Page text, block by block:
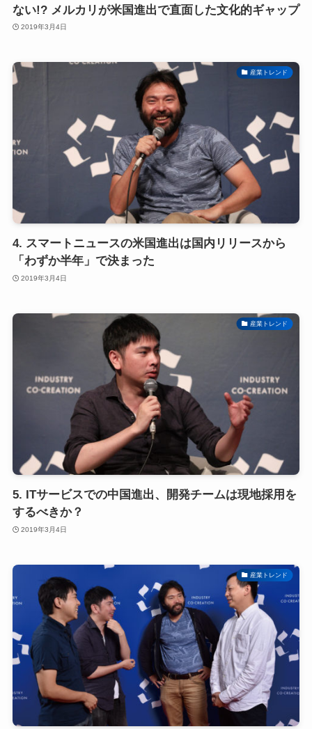
ない!? メルカリが米国進出で直面した文化的ギャップ
2019年3月4日
産業トレンド
4. スマートニュースの米国進出は国内リリースから
「わずか半年」で決まった
2019年3月4日
産業トレンド
5. ITサービスでの中国進出、開発チームは現地採用を
するべきか？
2019年3月4日
産業トレンド